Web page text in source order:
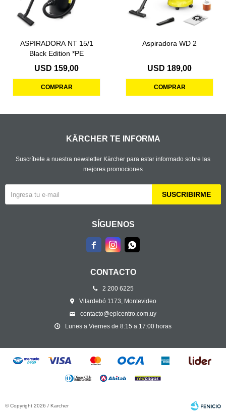
ASPIRADORA NT 15/1
Black Edition *PE
USD 159,00
Aspiradora WD 2
USD 189,00
CONTACTO
2 200 6225
Vilardebó 1173, Montevideo
contacto@epicentro.com.uy
Lunes a Viernes de 8:15 a 17:00 horas
SÍGUENOS
  
KÄRCHER TE INFORMA
Suscríbete a nuestra newsletter Kärcher para estar informado sobre las
mejores promociones
SUSCRIBIRME
© Copyright 2026 / Karcher